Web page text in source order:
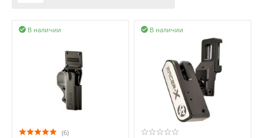
В наличии

(6)
В наличии
